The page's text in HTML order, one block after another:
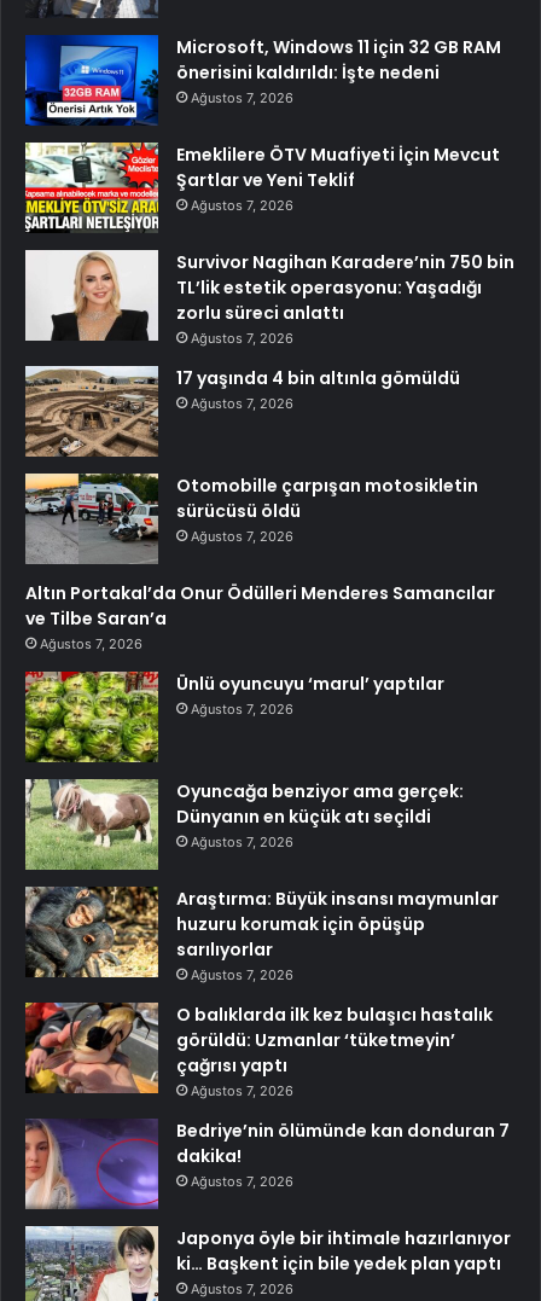
Microsoft, Windows 11 için 32 GB RAM
önerisini kaldırıldı: İşte nedeni
Ağustos 7, 2026
Emeklilere ÖTV Muafiyeti İçin Mevcut
Şartlar ve Yeni Teklif
Ağustos 7, 2026
Survivor Nagihan Karadere’nin 750 bin
TL’lik estetik operasyonu: Yaşadığı
zorlu süreci anlattı
Ağustos 7, 2026
17 yaşında 4 bin altınla gömüldü
Ağustos 7, 2026
Otomobille çarpışan motosikletin
sürücüsü öldü
Ağustos 7, 2026
Altın Portakal’da Onur Ödülleri Menderes Samancılar
ve Tilbe Saran’a
Ağustos 7, 2026
Ünlü oyuncuyu ‘marul’ yaptılar
Ağustos 7, 2026
Oyuncağa benziyor ama gerçek:
Dünyanın en küçük atı seçildi
Ağustos 7, 2026
Araştırma: Büyük insansı maymunlar
huzuru korumak için öpüşüp
sarılıyorlar
Ağustos 7, 2026
O balıklarda ilk kez bulaşıcı hastalık
görüldü: Uzmanlar ‘tüketmeyin’
çağrısı yaptı
Ağustos 7, 2026
Bedriye’nin ölümünde kan donduran 7
dakika!
Ağustos 7, 2026
Japonya öyle bir ihtimale hazırlanıyor
ki… Başkent için bile yedek plan yaptı
Ağustos 7, 2026